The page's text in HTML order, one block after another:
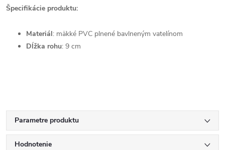
Špecifikácie produktu:
Materiál: mäkké PVC plnené bavlneným vatelínom
Dĺžka rohu: 9 cm
Parametre produktu
Hodnotenie